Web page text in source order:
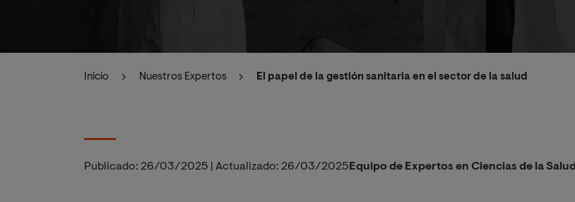
Inicio Nuestros Expertos El papel de la gestión sanitaria en el sector de la salud
Publicado: 26/03/2025 Actualizado: 26/03/2025 Equipo de Expertos en Ciencias de la Salud